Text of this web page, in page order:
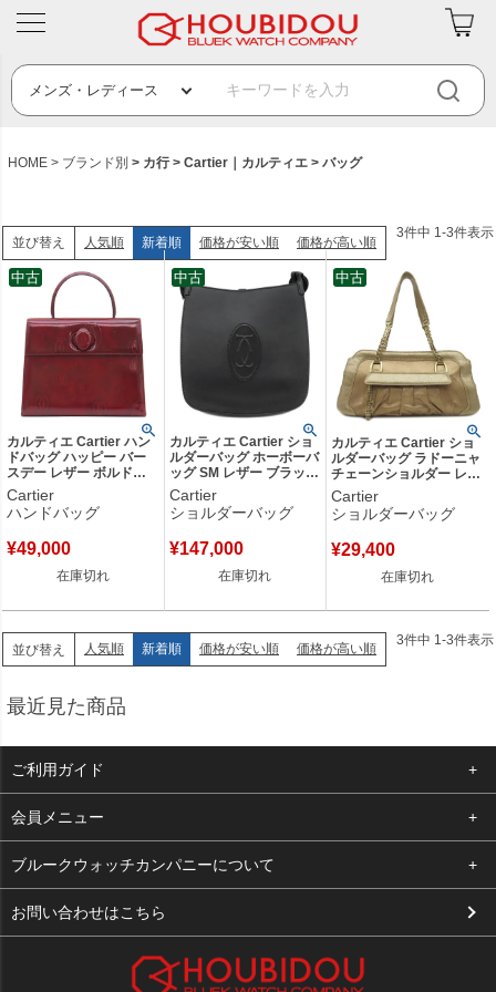
HOME ブランド別 カ行 Cartier｜カルティエ バッグ
並び替え 人気順 新着順 価格が安い順 価格が高い順
3件中 1-3件表示
カルティエ Cartier ハン
ドバッグ ハッピー バー
スデー レザー ボルドー
シルバー金具 赤 ドゥー
ブルC ロゴ 総柄
L1000247 【箱】 【中
Cartier
ハンドバッグ
¥49,000
在庫切れ
中古
カルティエ Cartier ショ
ルダーバッグ ホーボーバ
ッグ SM レザー ブラック
ゴールド金具 マストドゥ
カルティエ 黒
CRL1002251 【箱】
Cartier
ショルダーバッグ
¥147,000
在庫切れ
中古
カルティエ Cartier ショ
ルダーバッグ ラドーニャ
チェーンショルダー レザ
ー ゴールド ゴールド金具
金 【中古】
Cartier
ショルダーバッグ
¥29,400
在庫切れ
中古
並び替え 人気順 新着順 価格が安い順 価格が高い順
3件中 1 -3件表示
最近見た商品
ご利用ガイド
よくある質問
支払い・送料
お客様の声
会員メニュー
ログイン
お気に入り
ブルークウォッチカンパニーについて
会社概要
お問い合わせはこちら